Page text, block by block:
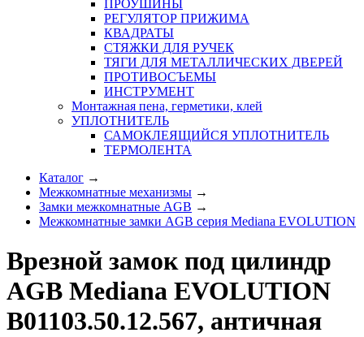
ПРОУШИНЫ
РЕГУЛЯТОР ПРИЖИМА
КВАДРАТЫ
СТЯЖКИ ДЛЯ РУЧЕК
ТЯГИ ДЛЯ МЕТАЛЛИЧЕСКИХ ДВЕРЕЙ
ПРОТИВОСЪЕМЫ
ИНСТРУМЕНТ
Монтажная пена, герметики, клей
УПЛОТНИТЕЛЬ
САМОКЛЕЯЩИЙСЯ УПЛОТНИТЕЛЬ
ТЕРМОЛЕНТА
Каталог →
Межкомнатные механизмы →
Замки межкомнатные AGB →
Межкомнатные замки AGB серия Mediana EVOLUTION
Врезной замок под цилиндр
AGB Mediana EVOLUTION
B01103.50.12.567, античная